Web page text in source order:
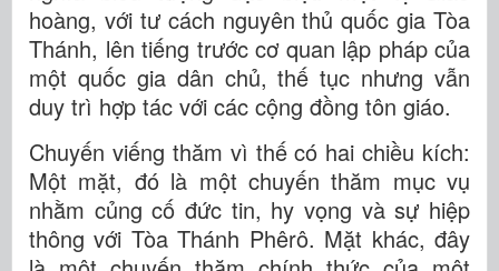
hoàng, với tư cách nguyên thủ quốc gia Tòa
Thánh, lên tiếng trước cơ quan lập pháp của
một quốc gia dân chủ, thế tục nhưng vẫn
duy trì hợp tác với các cộng đồng tôn giáo.
Chuyến viếng thăm vì thế có hai chiều kích:
Một mặt, đó là một chuyến thăm mục vụ
nhằm củng cố đức tin, hy vọng và sự hiệp
thông với Tòa Thánh Phêrô. Mặt khác, đây